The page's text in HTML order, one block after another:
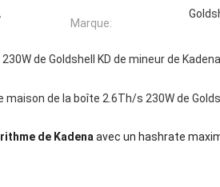
Marque:
de Goldshell KD de mineur de
maison de la boîte 2.6Th/s 230W de
de Kadenaavec un hashrate